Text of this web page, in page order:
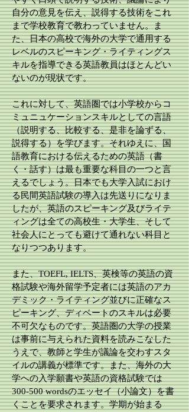
自分の意見を伝え、説得する技術をこれ
まで学校教育で教わっていません。ま
た、日本の高校で海外の大学で通用する
レベルのスピーキング・ライティングス
キルを指導できる英語教員はほとんどい
ないのが現状です。
これに対して、英語圏では小学校からコ
ミュニュケーションスキルとしての言語
（説明する、比較する、是非を論ずる、
説得する）を学びます。それゆえに、国
語教育における伝えるための英語（書
く・話す）は最も重要な科目の一つと言
えるでしょう。日本でも大学入試におけ
る民間英語試験の導入は先送りになりま
したが、英語のスピーキング及びライテ
ィングは全ての高校生・大学生、そして
社会人にとっても避けて通れない科目と
なりつつあります。
また、TOEFL, IELTS、英検等の英語の資
格試験や海外留学予定者には英語のアカ
デミック・ライティング並びに正確なス
ピーキング、ディベートのスキルは必要
不可欠なものです。英語圏の大学の授業
は事前に与えられた資料を読みこなした
うえで、教師と学生が議論を交わすスタ
イルの講義が標準です。また、海外の大
学への入学願書や英語の資格試験では
300-500 wordsのエッセイ（小論文）を書
くことを要求されます。学期が始まる